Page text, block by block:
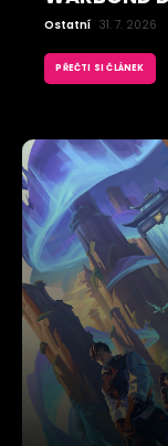
Ostatní 31. 7. 2026
PŘEČTI SI ČLÁNEK